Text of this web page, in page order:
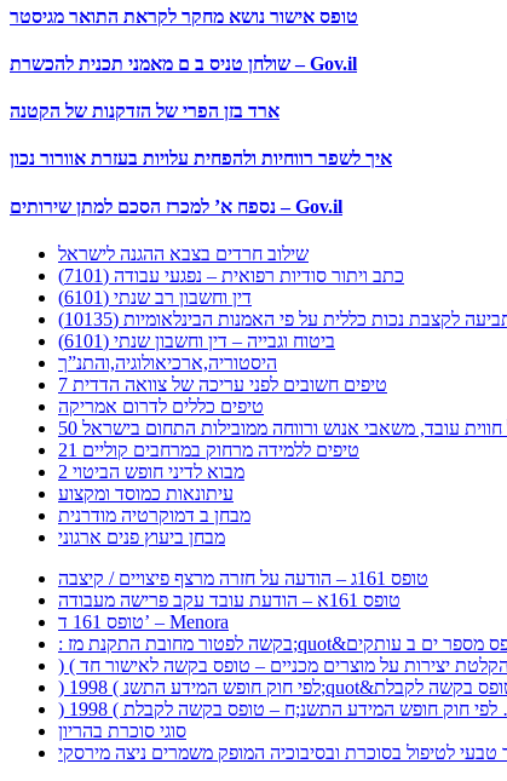
טופס אישור נושא מחקר לקראת התואר מגיסטר
שולחן טניס ב ם מאמני תכנית להכשרת – Gov.il
ארד בזן הפרי של הזדקנות של הקטנה
איך לשפר רווחיות ולהפחית עלויות בעזרת אוורור נכון
נספח א’ למכרז הסכם למתן שירותים – Gov.il
שילוב חרדים בצבא ההגנה לישראל
כתב ויתור סודיות רפואית – נפגעי עבודה (7101)
דין וחשבון רב שנתי (6101)
לקצבת נכות כללית על פי האמנות הבינלאומיות (10135)
ביטוח וגבייה – דין וחשבון שנתי (6101)
היסטוריה,ארכיאולוגיה,והתנ”ך
7 טיפים חשובים לפני עריכה של צוואה הדדית
טיפים כללים לדרום אמריקה
חווית עובד, משאבי אנוש ורווחה ממובילות התחום בישראל
21 טיפים ללמידה מרחוק במרחבים קוליים
מבוא לדיני חופש הביטוי 2
עיתונאות כמוסד ומקצוע
מבחן ב דמוקרטיה מודרנית
מבחן ביעוץ פנים ארגוני
טופס 161ג – הודעה על חזרה מרצף פיצויים / קיצבה
טופס 161א – הודעת עובד עקב פרישה מעבודה
טופס 161 ד’ – Menora
לקבלת …
סוגי סוכרת בהריון
טבעי לטיפול בסוכרת ובסיבוכיה המופק משמרים ניצה מירסקי